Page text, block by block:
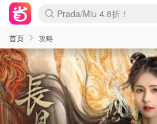
Prada/Miu 4.8折！
首页 攻略